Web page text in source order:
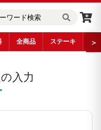
全商品 ステーキ ロ
＞
入力